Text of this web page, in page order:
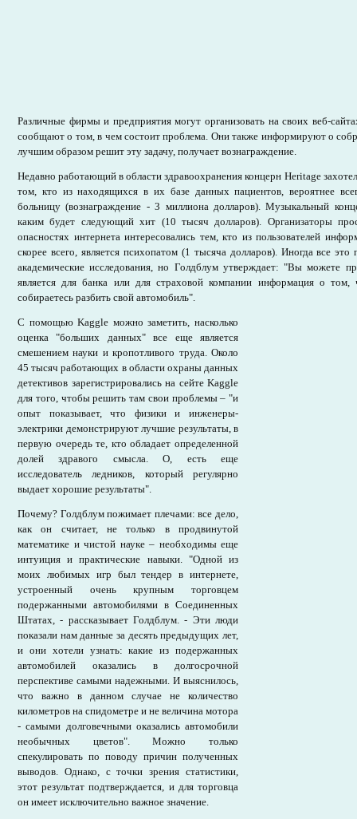
Различные фирмы и предприятия могут организовать на своих веб-
сообщают о том, в чем состоит проблема. Они также информируют о
лучшим образом решит эту задачу, получает вознаграждение.
Недавно работающий в области здравоохранения концерн Heritage
том, кто из находящихся в их базе данных пациентов, вероятнее
больницу (вознаграждение - 3 миллиона долларов). Музыкальный
каким будет следующий хит (10 тысяч долларов). Организаторы
опасностях интернета интересовались тем, кто из пользователей
скорее всего, является психопатом (1 тысяча долларов). Иногда все
академические исследования, но Голдблум утверждает: "Вы можете
является для банка или для страховой компании информация о
собираетесь разбить свой автомобиль".
С помощью Kaggle можно заметить, насколько
оценка "больших данных" все еще является
смешением науки и кропотливого труда. Около
45 тысяч работающих в области охраны данных
детективов зарегистрировались на сейте Kaggle
для того, чтобы решить там свои проблемы – "и
опыт показывает, что физики и инженеры-
электрики демонстрируют лучшие результаты, в
первую очередь те, кто обладает определенной
долей здравого смысла. О, есть еще
исследователь ледников, который регулярно
выдает хорошие результаты".
Почему? Голдблум пожимает плечами: все дело,
как он считает, не только в продвинутой
математике и чистой науке – необходимы еще
интуиция и практические навыки. "Одной из
моих любимых игр был тендер в интернете,
устроенный очень крупным торговцем
подержанными автомобилями в Соединенных
Штатах, - рассказывает Голдблум. - Эти люди
показали нам данные за десять предыдущих лет,
и они хотели узнать: какие из подержанных
автомобилей оказались в долгосрочной
перспективе самыми надежными. И выяснилось,
что важно в данном случае не количество
километров на спидометре и не величина мотора
- самыми долговечными оказались автомобили
необычных цветов". Можно только
спекулировать по поводу причин полученных
выводов. Однако, с точки зрения статистики,
этот результат подтверждается, и для торговца
он имеет исключительно важное значение.